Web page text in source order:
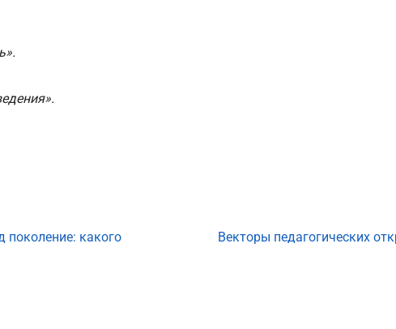
поколение: какого
Векторы педагогических